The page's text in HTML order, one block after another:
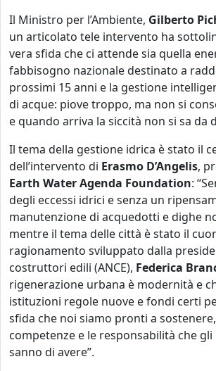
Il Ministro per l’Ambiente, Gilberto
un articolato tele intervento ha
vera sfida che ci attende sia quella
fabbisogno nazionale destinato a
prossimi 15 anni e la gestione
di acque: piove troppo, ma non si
e quando arriva la siccità non si sa da
Il tema della gestione idrica è stato il
dell’intervento di Erasmo D’Angelis,
Earth WaterAgenda Foundation:
degli eccessi idrici e senza un
manutenzione di acquedotti e dighe
mentre il tema delle città è stato il
ragionamento sviluppato dalla
costruttori edili (ANCE), Federica
rigenerazione urbana è modernità e
istituzioni regole nuove e fondi certi
sfida che noi siamo pronti a
competenze e le responsabilità che
sanno di avere”.